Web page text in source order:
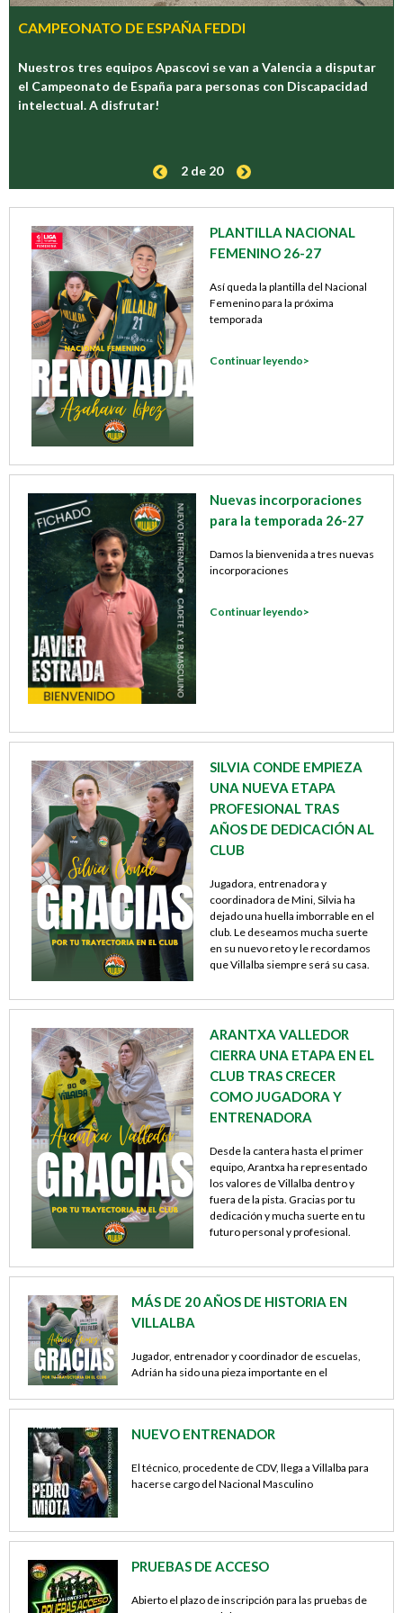
-
1
o
r
i
p
a
l
s
t
V
a
b
a
CAMPEONATO DE ESPAÑA FEDDI
Nuestros tres equipos Apascovi se van a Valencia a disputar
el Campeonato de España para personas con Discapacidad
intelectual. A disfrutar!
2 de 20
PLANTILLA NACIONAL
FEMENINO 26-27
Así queda la plantilla del Nacional
Femenino para la próxima
temporada
Continuar leyendo>
Nuevas incorporaciones
para la temporada 26-27
Damos la bienvenida a tres nuevas
incorporaciones
Continuar leyendo>
SILVIA CONDE EMPIEZA
UNA NUEVA ETAPA
PROFESIONAL TRAS
AÑOS DE DEDICACIÓN AL
CLUB
Jugadora, entrenadora y
coordinadora de Mini, Silvia ha
dejado una huella imborrable en el
club. Le deseamos mucha suerte
en su nuevo reto y le recordamos
que Villalba siempre será su casa.
ARANTXA VALLEDOR
CIERRA UNA ETAPA EN EL
CLUB TRAS CRECER
COMO JUGADORA Y
ENTRENADORA
Desde la cantera hasta el primer
equipo, Arantxa ha representado
los valores de Villalba dentro y
fuera de la pista. Gracias por tu
dedicación y mucha suerte en tu
futuro personal y profesional.
MÁS DE 20 AÑOS DE HISTORIA EN
VILLALBA
Jugador, entrenador y coordinador de escuelas,
Adrián ha sido una pieza importante en el
todo y mucha suerte en tus próximos proyectos.
NUEVO ENTRENADOR
El técnico, procedente de CDV, llega a Villalba para
hacerse cargo del Nacional Masculino
PRUEBAS DE ACCESO
Abierto el plazo de inscripción para las pruebas de